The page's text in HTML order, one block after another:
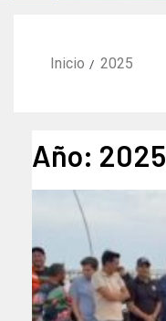
Inicio 2025
Año: 2025